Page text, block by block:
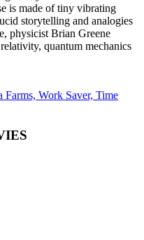
is made of tiny vibrating
storytelling and analogies
physicist Brian Greene
quantum mechanics